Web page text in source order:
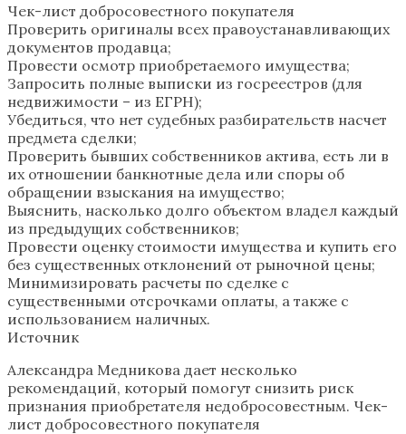
Чек-лист добросовестного покупателя
Проверить оригиналы всех правоустанавливающих
документов продавца;
Провести осмотр приобретаемого имущества;
Запросить полные выписки из госреестров (для
недвижимости – из ЕГРН);
Убедиться, что нет судебных разбирательств насчет
предмета сделки;
Проверить бывших собственников актива, есть ли в
их отношении банкнотные дела или споры об
обращении взыскания на имущество;
Выяснить, насколько долго объектом владел каждый
из предыдущих собственников;
Провести оценку стоимости имущества и купить его
без существенных отклонений от рыночной цены;
Минимизировать расчеты по сделке с
существенными отсрочками оплаты, а также с
использованием наличных.
Источник
Александра Медникова дает несколько
рекомендаций, который помогут снизить риск
признания приобретателя недобросовестным. Чек-
лист добросовестного покупателя